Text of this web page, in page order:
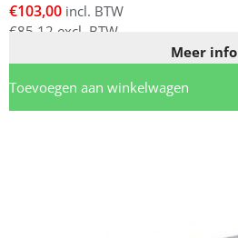
€103,00 incl. BTW
€85,12 excl. BTW
Meer info
Toevoegen aan winkelwagen